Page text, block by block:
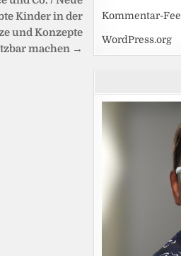
Kinder in der
und Konzepte
machen →
Kommentar-
WordPress.org